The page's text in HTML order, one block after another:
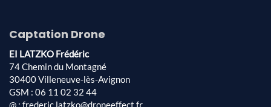
Captation Drone
EI LATZKO Frédéric
74 Chemin du Montagné
30400 Villeneuve-lès-Avignon
GSM : 06 11 02 32 44
@ : frederic.latzko@droneeffect.fr